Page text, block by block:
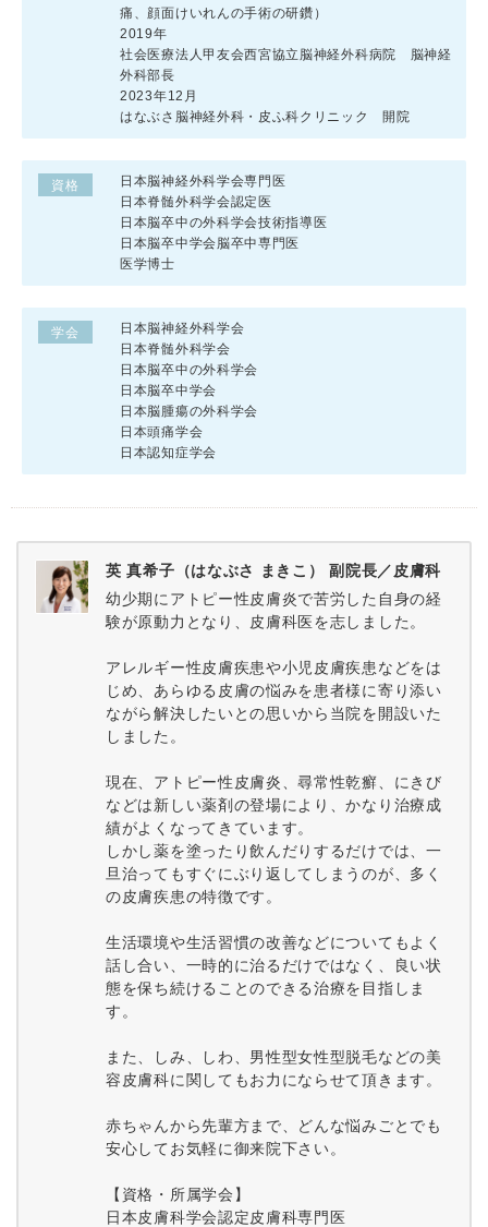
痛、顔面けいれんの手術の研鑽）
2019年
社会医療法人甲友会西宮協立脳神経外科病院 脳神経
外科部長
2023年12月
はなぶさ脳神経外科・皮ふ科クリニック 開院
資格
日本脳神経外科学会専門医
日本脊髄外科学会認定医
日本脳卒中の外科学会技術指導医
日本脳卒中学会脳卒中専門医
医学博士
学会
日本脳神経外科学会
日本脊髄外科学会
日本脳卒中の外科学会
日本脳卒中学会
日本脳腫瘍の外科学会
日本頭痛学会
日本認知症学会
英 真希子（はなぶさ まきこ） 副院長／皮膚科
幼少期にアトピー性皮膚炎で苦労した自身の経
験が原動力となり、皮膚科医を志しました。
アレルギー性皮膚疾患や小児皮膚疾患などをは
じめ、あらゆる皮膚の悩みを患者様に寄り添い
ながら解決したいとの思いから当院を開設いた
しました。
現在、アトピー性皮膚炎、尋常性乾癬、にきび
などは新しい薬剤の登場により、かなり治療成
績がよくなってきています。
しかし薬を塗ったり飲んだりするだけでは、一
旦治ってもすぐにぶり返してしまうのが、多く
の皮膚疾患の特徴です。
生活環境や生活習慣の改善などについてもよく
話し合い、一時的に治るだけではなく、良い状
態を保ち続けることのできる治療を目指しま
す。
また、しみ、しわ、男性型女性型脱毛などの美
容皮膚科に関してもお力にならせて頂きます。
赤ちゃんから先輩方まで、どんな悩みごとでも
安心してお気軽に御来院下さい。
【資格・所属学会】
日本皮膚科学会認定皮膚科専門医